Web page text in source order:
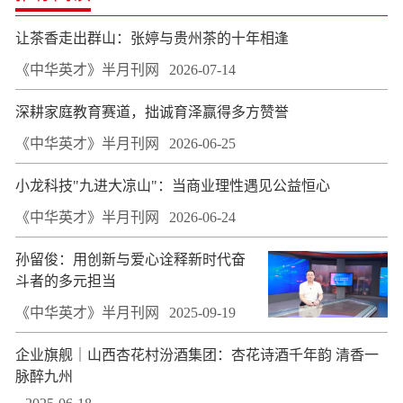
让茶香走出群山：张婷与贵州茶的十年相逢
《中华英才》半月刊网 2026-07-14
深耕家庭教育赛道，拙诚育泽赢得多方赞誉
《中华英才》半月刊网 2026-06-25
小龙科技"九进大凉山"：当商业理性遇见公益恒心
《中华英才》半月刊网 2026-06-24
孙留俊：用创新与爱心诠释新时代奋
斗者的多元担当
《中华英才》半月刊网 2025-09-19
企业旗舰｜山西杏花村汾酒集团：杏花诗酒千年韵 清香一
脉醉九州